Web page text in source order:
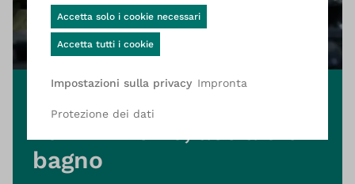
bagno
Accetta solo i cookie necessari
Accetta tutti i cookie
Impostazioni sulla privacy Impronta
Protezione dei dati
Cookie-Banner